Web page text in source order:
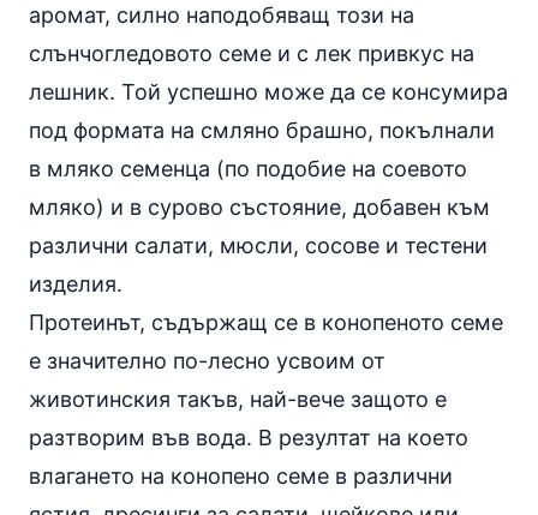
аромат, силно наподобяващ този на
слънчогледовото семе и с лек привкус на
лешник. Той успешно може да се консумира
под формата на смляно брашно, покълнали
в мляко семенца (по подобие на соевото
мляко) и в сурово състояние, добавен към
различни салати, мюсли, сосове и тестени
изделия.
Протеинът, съдържащ се в конопеното семе
е значително по-лесно усвоим от
животинския такъв, най-вече защото е
разтворим във вода. В резултат на което
влагането на конопено семе в различни